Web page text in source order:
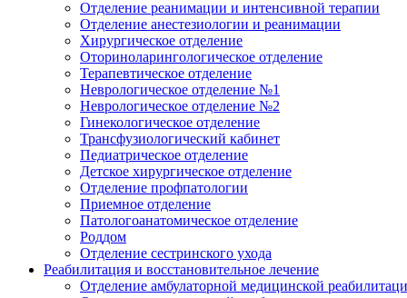
Отделение реанимации и интенсивной терапии
Отделение анестезиологии и реанимации
Хирургическое отделение
Оториноларингологическое отделение
Терапевтическое отделение
Неврологическое отделение №1
Неврологическое отделение №2
Гинекологическое отделение
Трансфузиологический кабинет
Педиатрическое отделение
Детское хирургическое отделение
Отделение профпатологии
Приемное отделение
Патологоанатомическое отделение
Роддом
Отделение сестринского ухода
Реабилитация и восстановительное лечение
Отделение амбулаторной медицинской